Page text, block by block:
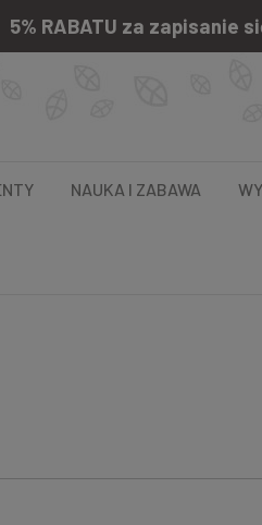
5% RABATU za zapisanie
NAUKA I ZABAWA